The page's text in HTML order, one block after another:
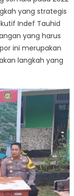
yang strategis
Indef Tauhid
yang harus
ini merupakan
langkah yang